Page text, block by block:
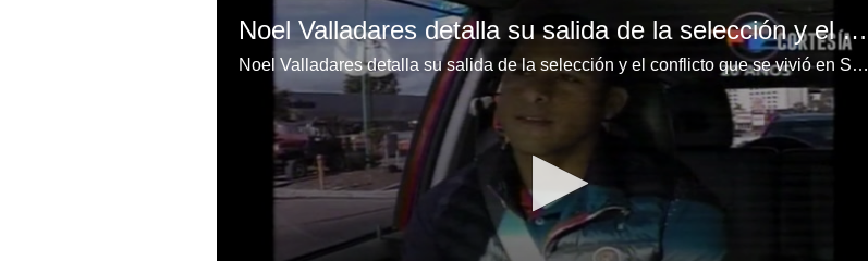
Noel Valladares detalla su salida de la selección y el conflicto que se vivió en Sudáfrica 2010
Noel Valladares detalla su salida de la selección y el conflicto que se vivió en Sudáfrica 2010